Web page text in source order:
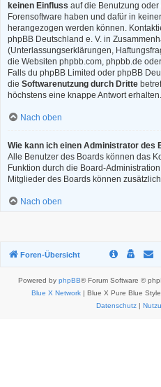
keinen Einfluss auf die Benutzung
Forensoftware haben und dafür in
herangezogen werden können.
phpBB Deutschland e. V. in
(Unterlassungserklärungen,
die Websiten phpbb.com, phpbb.de
Falls du phpBB Limited oder phpBB
die Softwarenutzung durch Dritte
höchstens eine knappe Antwort erhalten.
Nach oben
Wie kann ich einen Administrator des
Alle Benutzer des Boards können das
Funktion durch die Board-
Mitglieder des Boards können
Nach oben
Foren-Übersicht
Powered by phpBB® Forum Software ©
Blue X Network| Blue X Pure Blue
Datenschutz|